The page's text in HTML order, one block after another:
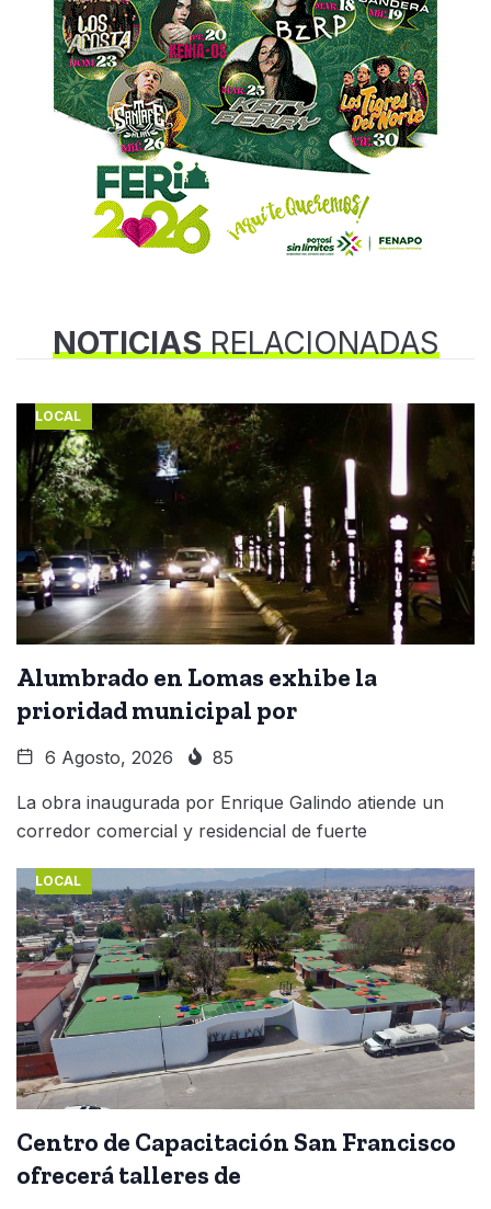
NOTICIASRELACIONADAS
LOCAL
Alumbrado en Lomas exhibe la
prioridad municipal por
6 Agosto, 2026 85
La obra inaugurada por Enrique Galindo atiende un
corredor comercial y residencial de fuerte
LOCAL
Centro de Capacitación San Francisco
ofrecerá talleres de